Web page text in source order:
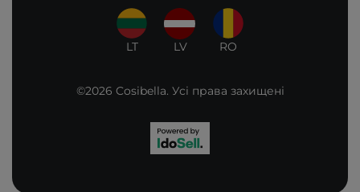
LT LV RO
©2026 Cosibella. Усі права захищені